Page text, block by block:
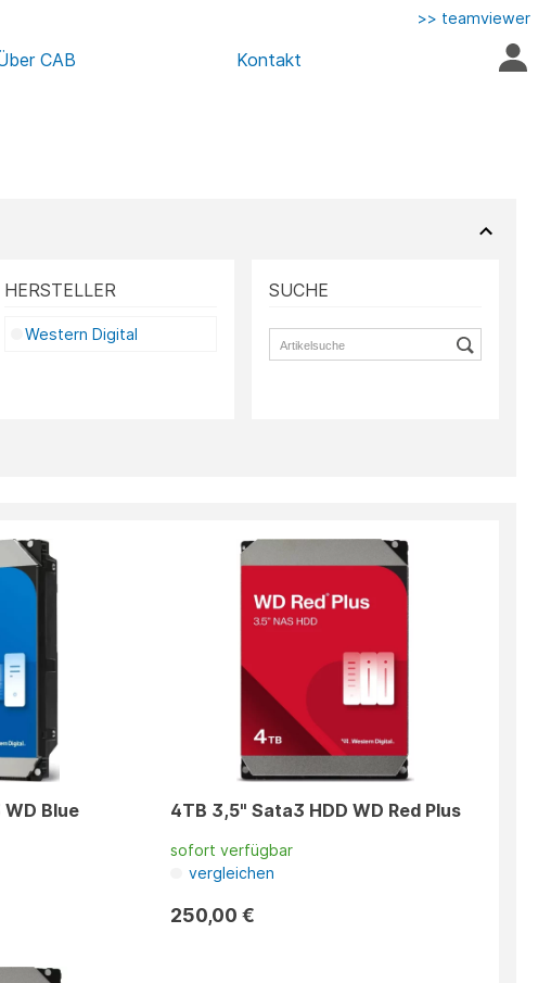
CAB Kontakt
>> teamviewer
HERSTELLER
Western Digital
SUCHE
Blue 4TB 3,5" Sata3 HDD WD Red Plus
sofort verfügbar
vergleichen
250,00 €